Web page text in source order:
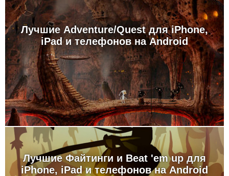
Лучшие Adventure/Quest для iPhone,
iPad и телефонов на Android
Лучшие Файтинги и Beat 'em up для
iPhone, iPad и телефонов на Android